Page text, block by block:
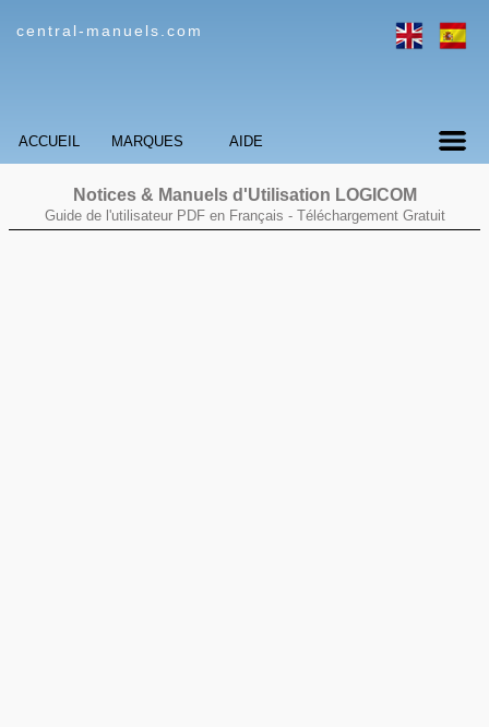
central-manuels.com
ACCUEIL MARQUES AIDE
Notices & Manuels d'Utilisation LOGICOM
Guide de l'utilisateur PDF en Français - Téléchargement Gratuit